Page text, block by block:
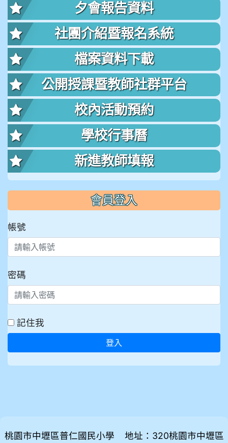
夕會報告資料
社團介紹暨報名系統
檔案資料下載
公開授課暨教師社群平台
校內活動預約
學校行事曆
新進教師填報
會員登入
帳號
密碼
記住我
登入
桃園市中壢區普仁國民小學 地址：320桃園市中壢區